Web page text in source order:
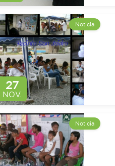
27
NOV.
Noticia
Noticia